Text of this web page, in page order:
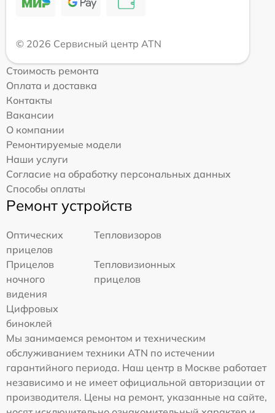
© 2026 Сервисный центр ATN
Стоимость ремонта
Оплата и доставка
Контакты
Вакансии
О компании
Ремонтируемые модели
Наши услуги
Согласие на обработку персональных данных
Способы оплаты
Ремонт устройств
Оптических
прицелов
Тепловизоров
Прицелов
ночного
видения
Тепловизионных
прицелов
Цифровых
биноклей
Мы занимаемся ремонтом и техническим
обслуживанием техники ATN по истечении
гарантийного периода. Наш центр в Москве работает
независимо и не имеет официальной авторизации от
производителя. Цены на ремонт, указанные на сайте,